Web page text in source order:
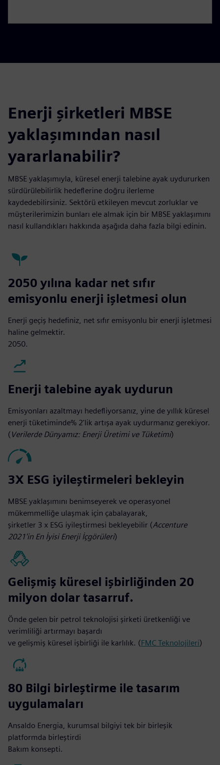
Enerji şirketleri MBSE
yaklaşımından nasıl
yararlanabilir?
MBSE yaklaşımıyla, küresel enerji talebine ayak uydururken
sürdürülebilirlik hedeflerine doğru ilerleme
kaydedebilirsiniz. Sektörü etkileyen mevcut zorluklar ve
müşterilerimizin bunları ele almak için bir MBSE yaklaşımını
nasıl kullandıkları hakkında aşağıda daha fazla bilgi edinin.
2050 yılına kadar net sıfır
emisyonlu enerji işletmesi olun
Enerji geçiş hedefiniz, net sıfır emisyonlu bir enerji işletmesi
haline gelmektir.
2050.
Enerji talebine ayak uydurun
Emisyonları azaltmayı hedefliyorsanız, yine de yıllık küresel
enerji tüketiminde% 2'lik artışa ayak uydurmanız gerekiyor.
( Verilerde Dünyamız: Enerji Üretimi ve Tüketimi)
3X ESG iyileştirmeleri bekleyin
MBSE yaklaşımını benimseyerek ve operasyonel
mükemmelliğe ulaşmak için çabalayarak,
şirketler 3 x ESG iyileştirmesi bekleyebilir (Accenture
2021'in En İyisi Enerji İçgörüleri)
Gelişmiş küresel işbirliğinden 20
milyon dolar tasarruf.
Önde gelen bir petrol teknolojisi şirketi üretkenliği ve
verimliliği artırmayı başardı
ve gelişmiş küresel işbirliği ile karlılık. (FMC Teknolojileri)
80 Bilgi birleştirme ile tasarım
uygulamaları
Ansaldo Energia, kurumsal bilgiyi tek bir birleşik
platformda birleştirdi
Bakım konsepti.